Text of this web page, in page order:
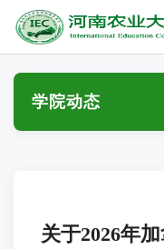
学院动态
关于2026年